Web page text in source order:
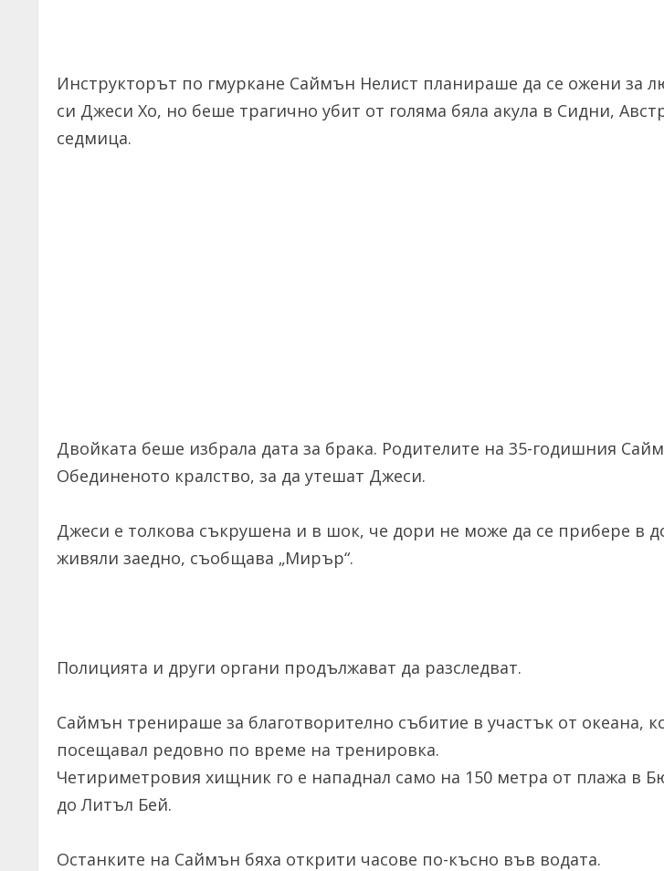
Инструкторът по гмуркане Саймън Нелист планираше да се ожени за
си Джеси Хо, но беше трагично убит от голяма бяла акула в Сидни,
седмица.
Двойката беше избрала дата за брака. Родителите на 35-годишния
Обединеното кралство, за да утешат Джеси.
Джеси е толкова съкрушена и в шок, че дори не може да се прибере в
живяли заедно, съобщава „Мирър“.
Полицията и други органи продължават да разследват.
Саймън тренираше за благотворително събитие в участък от океана,
посещавал редовно по време на тренировка.
Четириметровия хищник го е нападнал само на 150 метра от плажа в
до Литъл Бей.
Останките на Саймън бяха открити часове по-късно във водата.